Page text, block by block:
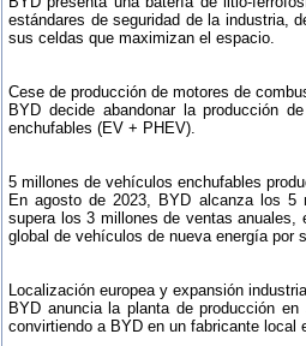
estándares de seguridad de la industria,
sus celdas que maximizan el espacio.
Cese de producción de motores de
BYD decide abandonar la producción
enchufables (EV + PHEV).
5 millones de vehículos enchufables
En agosto de 2023, BYD alcanza los 5
supera los 3 millones de ventas anuales,
global de vehículos de nueva energía por
Localización europea y expansión
BYD anuncia la planta de producción
convirtiendo a BYD en un fabricante local